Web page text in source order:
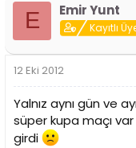
E Emir Yunt
Kayıtlı
12 Eki 2012
Yalnız aynı gün ve
süper kupa maçı
girdi